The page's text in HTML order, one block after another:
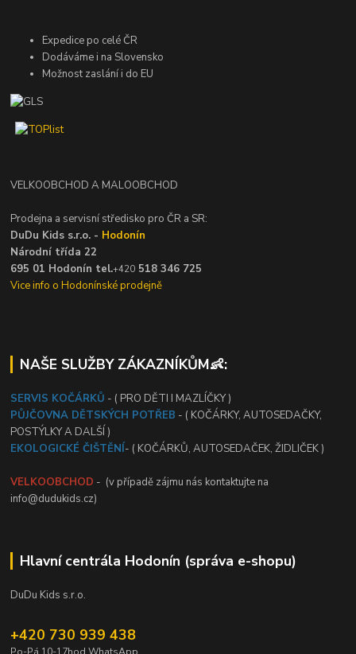
Expedice po celé ČR
Dodáváme i na Slovensko
Možnost zaslání i do EU
VELKOOBCHOD A MALOOBCHOD
Prodejna a servisní středisko pro ČR a SR:
DuDu Kids s.r.o. - Hodonín
Národní třída 22
695 01 Hodonín tel.+420 518 346 725
Vice info o Hodonínské prodejně
NAŠE SLUŽBY ZÁKAZNÍKŮM👶:
SERVIS KOČÁRKŮ - ( PRO DĚTI I MAZLÍČKY )
PŮJČOVNA DĚTSKÝCH POTŘEB - ( KOČÁRKY, AUTOSEDAČKY,
POSTÝLKY A DALŠÍ )
EKOLOGICKÉ ČIŠTĚNÍ- ( KOČÁRKŮ, AUTOSEDAČEK, ŽIDLIČEK )
VELKOOBCHOD - (v případě zájmu nás kontaktujte na
info@dudukids.cz)
Hlavní centrála Hodonín (správa e-shopu)
DuDu Kids s.r.o.
+420 730 939 438